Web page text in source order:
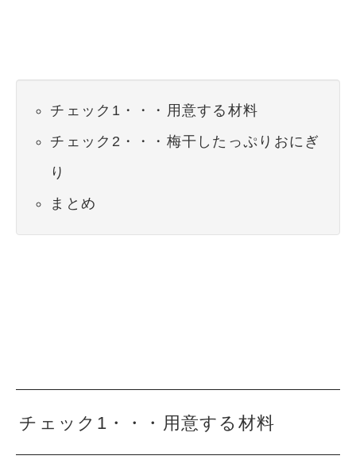
チェック1・・・用意する材料
チェック2・・・梅干したっぷりおにぎ
り
まとめ
チェック1・・・用意する材料